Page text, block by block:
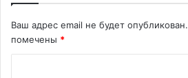
Ваш адрес email не будет опубликован.
помечены *